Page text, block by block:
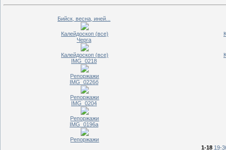
Бийск, весна, иней...
Калейдоскоп (все)
Черга
Калейдоскоп (все)
IMG_0218
Репоржажи
IMG_0226б
Репоржажи
IMG_0204
Репоржажи
IMG_0196а
Репоржажи
1-18 19-